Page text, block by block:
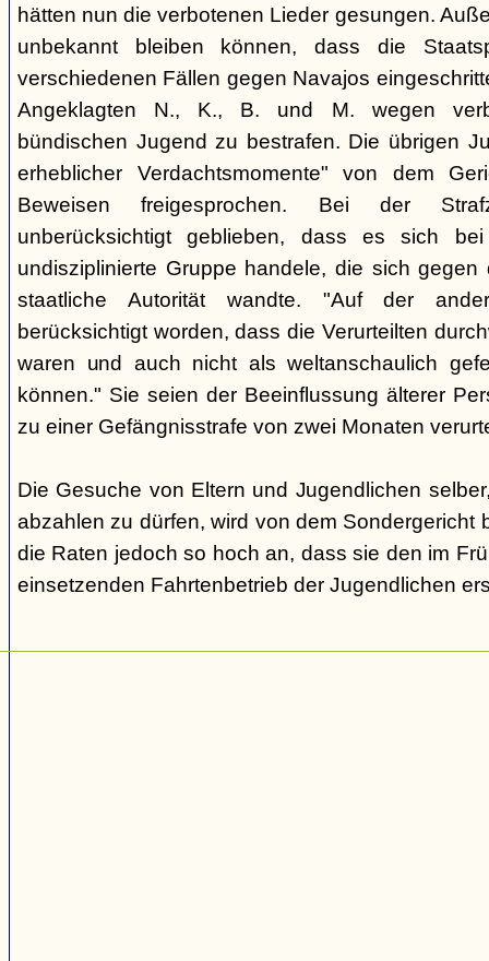
hätten nun die verbotenen Lieder gesungen.
unbekannt bleiben können, dass die
verschiedenen Fällen gegen Navajos
Angeklagten N., K., B. und M. wegen
bündischen Jugend zu bestrafen. Die übrigen
erheblicher Verdachtsmomente" von dem
Beweisen freigesprochen. Bei der
unberücksichtigt geblieben, dass es sich
undisziplinierte Gruppe handele, die sich
staatliche Autorität wandte. "Auf der
berücksichtigt worden, dass die Verurteilten
waren und auch nicht als weltanschaulich
können." Sie seien der Beeinflussung älterer
zu einer Gefängnisstrafe von zwei Monaten
Die Gesuche von Eltern und Jugendlichen
abzahlen zu dürfen, wird von dem Sondergericht
die Raten jedoch so hoch an, dass sie den im
einsetzenden Fahrtenbetrieb der Jugendlichen